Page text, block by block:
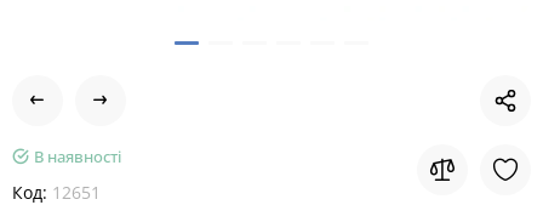
В наявності
Код: 12651